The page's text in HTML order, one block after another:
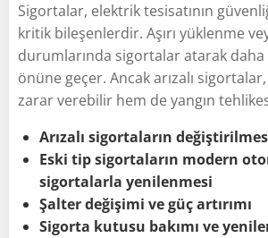
Sigortalar, elektrik tesisatının
kritik bileşenlerdir. Aşırı yüklenme
durumlarında sigortalar atarak daha
önüne geçer. Ancak arızalı
zarar verebilir hem de yangın
Arızalı sigortaların
Eski tip sigortaların modern
sigortalarla yenilenmesi
Şalter değişimi ve güç artırımı
Sigorta kutusu bakımı ve